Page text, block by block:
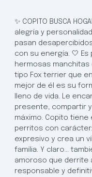
✨ COPITO BUSCA
alegría y
pasan
con su energía. 🤍
hermosas manchitas
tipo Fox terrier que
mejor de él es su
lleno de vida. Le
presente, compartir
máximo. Copito
perritos con
expresivo y crea un
familia. Y claro…
amoroso que derrite
responsable y